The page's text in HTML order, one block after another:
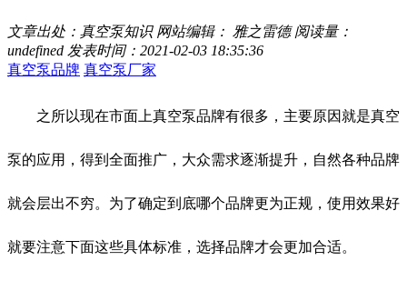
文章出处：真空泵知识 网站编辑： 雅之雷德阅读量：
undefined 发表时间：2021-02-03 18:35:36
真空泵品牌 真空泵厂家
之所以现在市面上真空泵品牌有很多，主要原因就是真空
泵的应用，得到全面推广，大众需求逐渐提升，自然各种品牌
就会层出不穷。为了确定到底哪个品牌更为正规，使用效果好
就要注意下面这些具体标准，选择品牌才会更加合适。